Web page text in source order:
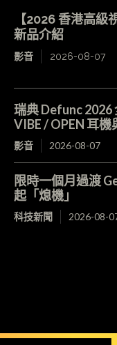
【2026 香港高
新品介紹
影音 2026-08-07
瑞典 Defunc
VIBE / OPEN 耳
影音 2026-08-07
限時一個月過渡
起「熄機」
科技新聞 2026-08-